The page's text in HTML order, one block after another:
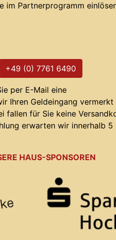
im Partnerprogramm
+49 (0) 7761 6490
per E-Mail eine
Ihren Geldeingang vermerkt
fallen für Sie keine
erwarten wir innerhalb 5
HAUS-SPONSOREN